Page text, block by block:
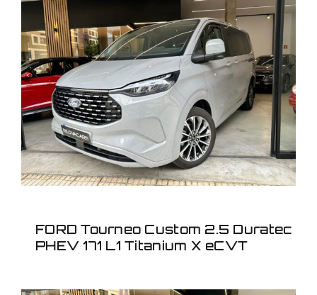
FORD Tourneo Custom
2.5 Duratec PHEV 171 L1
Titanium X eCVT
FORD Tourneo Custom 2.5 Duratec
PHEV 171 L1 Titanium X eCVT